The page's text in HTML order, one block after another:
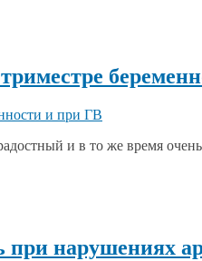
и в то же время
нарушениях